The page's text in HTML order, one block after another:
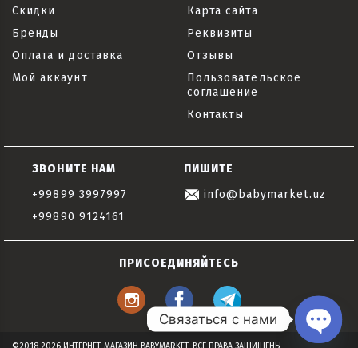
Скидки
Бренды
Оплата и доставка
Мой аккаунт
Карта сайта
Реквизиты
Отзывы
Пользовательское
соглашение
Контакты
ЗВОНИТЕ НАМ
+99899 3997997
+99890 9124161
ПИШИТЕ
info@babymarket.uz
ПРИСОЕДИНЯЙТЕСЬ
Связаться с нами